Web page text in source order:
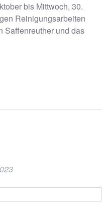
bis Mittwoch, 30.
Reinigungsarbeiten
Saffenreuther und das